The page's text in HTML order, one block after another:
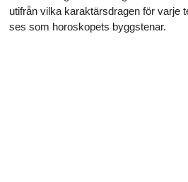
utifrån vilka karaktärsdragen för varje
ses som horoskopets byggstenar.